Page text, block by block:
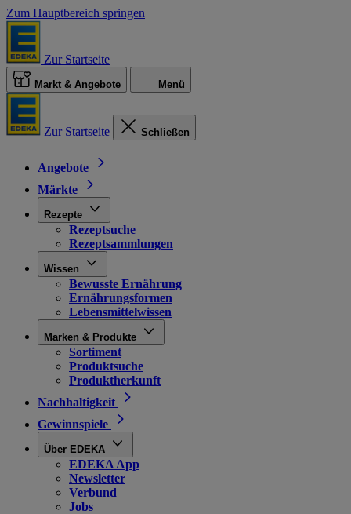
Zum Hauptbereich springen
Zur Startseite
Markt & Angebote Menü
Zur Startseite Schließen
Angebote
Märkte
Rezepte
Rezeptsuche
Rezeptsammlungen
Wissen
Bewusste Ernährung
Ernährungsformen
Lebensmittelwissen
Marken & Produkte
Sortiment
Produktsuche
Produktherkunft
Nachhaltigkeit
Gewinnspiele
Über EDEKA
EDEKA App
Newsletter
Verbund
Jobs